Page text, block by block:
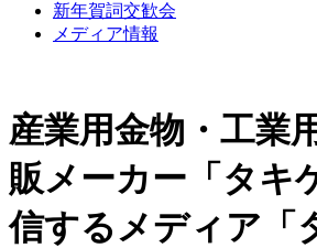
新年賀詞交歓会
メディア情報
産業用金物・工業
販メーカー「タキ
信するメディア「